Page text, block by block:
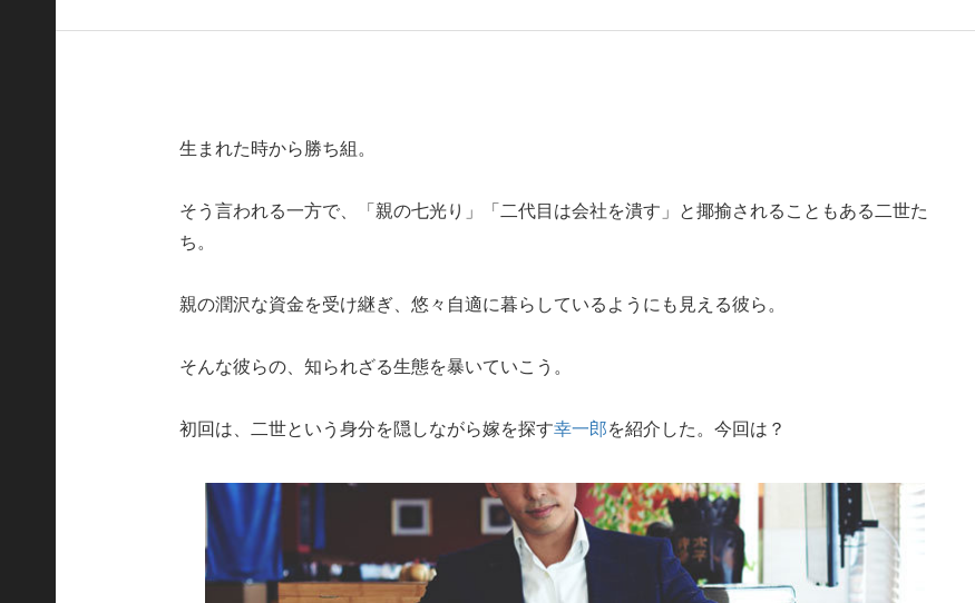
生まれた時から勝ち組。
そう言われる一方で、「親の七光り」「二代目は会社を潰す」と揶揄されることもある二世た
ち。
親の潤沢な資金を受け継ぎ、悠々自適に暮らしているようにも見える彼ら。
そんな彼らの、知られざる生態を暴いていこう。
初回は、二世という身分を隠しながら嫁を探す幸一郎を紹介した。今回は？